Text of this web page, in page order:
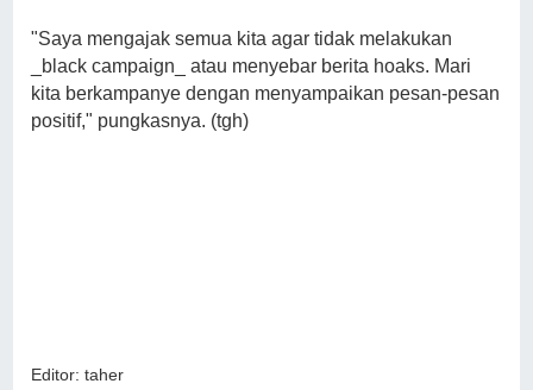
"Saya mengajak semua kita agar tidak melakukan
_black campaign_ atau menyebar berita hoaks. Mari
kita berkampanye dengan menyampaikan pesan-pesan
positif," pungkasnya. (tgh)
Editor: taher